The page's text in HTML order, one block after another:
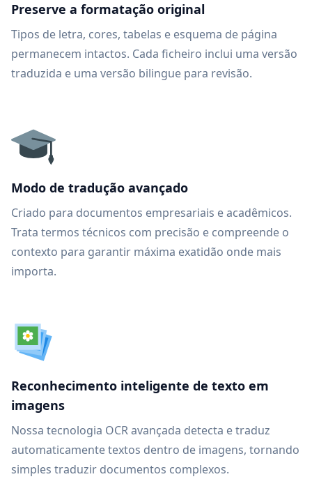
Preserve a formatação original
Tipos de letra, cores, tabelas e esquema de página
permanecem intactos. Cada ficheiro inclui uma versão
traduzida e uma versão bilingue para revisão.
Modo de tradução avançado
Criado para documentos empresariais e acadêmicos.
Trata termos técnicos com precisão e compreende o
contexto para garantir máxima exatidão onde mais
importa.
Reconhecimento inteligente de texto em
imagens
Nossa tecnologia OCR avançada detecta e traduz
automaticamente textos dentro de imagens, tornando
simples traduzir documentos complexos.